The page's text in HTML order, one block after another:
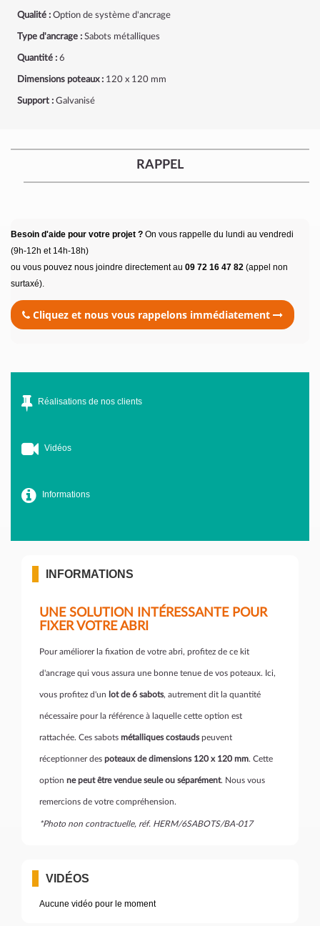
Qualité : Option de système d'ancrage
Type d'ancrage : Sabots métalliques
Quantité : 6
Dimensions poteaux : 120 x 120 mm
Support : Galvanisé
RAPPEL
Besoin d'aide pour votre projet ? On vous rappelle du lundi au vendredi
(9h-12h et 14h-18h)
ou vous pouvez nous joindre directement au 09 72 16 47 82 (appel non
surtaxé).
Cliquez et nous vous rappelons immédiatement
Réalisations de nos clients
Vidéos
Informations
INFORMATIONS
UNE SOLUTION INTÉRESSANTE POUR
FIXER VOTRE ABRI
Pour améliorer la fixation de votre abri, profitez de ce kit
d'ancrage qui vous assura une bonne tenue de vos poteaux. Ici,
vous profitez d'un lot de 6 sabots, autrement dit la quantité
nécessaire pour la référence à laquelle cette option est
rattachée. Ces sabots métalliques costaudspeuvent
réceptionner des poteaux de dimensions 120 x 120 mm. Cette
option ne peut être vendue seule ou séparément. Nous vous
remercions de votre compréhension.
*Photo non contractuelle, réf. HERM/6SABOTS/BA-017
VIDÉOS
Aucune vidéo pour le moment